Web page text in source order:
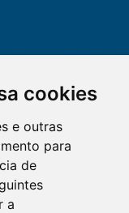
cookies
e outras
para
de
a